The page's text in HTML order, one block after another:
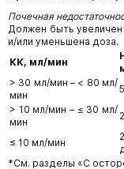
Почечная
Должен быть
и/или уменьшена доза.
КК, мл/мин
> 30 мл/мин – < 80 мл/
мин
> 10 мл/мин – ≤ 30 мл/
мин
≤ 10 мл/мин
*См. разделы «С